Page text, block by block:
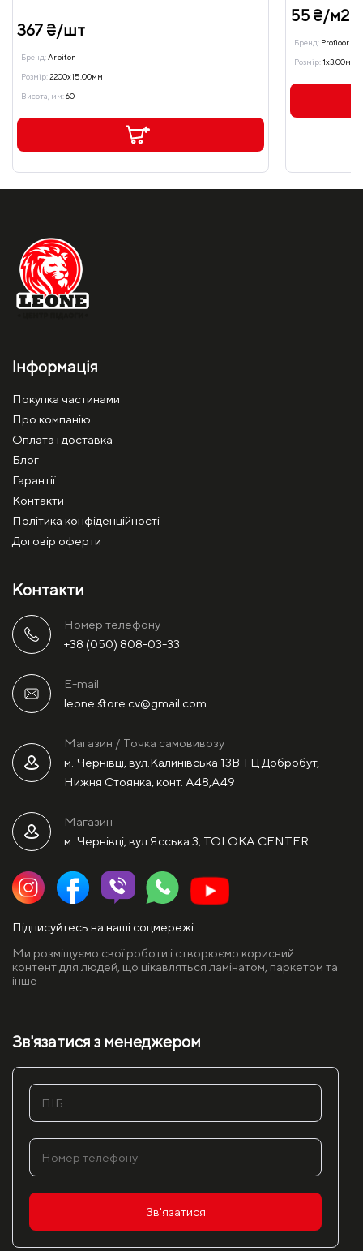
367 ₴/шт
Бренд:Arbiton
Розмір:2200x15.00мм
Висота, мм:60
55 ₴/м2
Бренд: Profloor
Розмір:1x3.00мм
Інформація
Покупка частинами
Про компанію
Оплата і доставка
Блог
Гарантії
Контакти
Політика конфіденційності
Договір оферти
Контакти
Номер телефону
+38 (050) 808-03-33
E-mail
leone.store.cv@gmail.com
Магазин / Точка самовивозу
м. Чернівці, вул.Калинівська 13В ТЦ Добробут,
Нижня Стоянка, конт. А48,А49
Магазин
м. Чернівці, вул.Ясська 3, TOLOKA CENTER
Підписуйтесь на наші соцмережі
Ми розміщуємо свої роботи і створюємо корисний
контент для людей, що цікавляться ламінатом, паркетом та
інше
Зв'язатися з менеджером
Зв'язатися